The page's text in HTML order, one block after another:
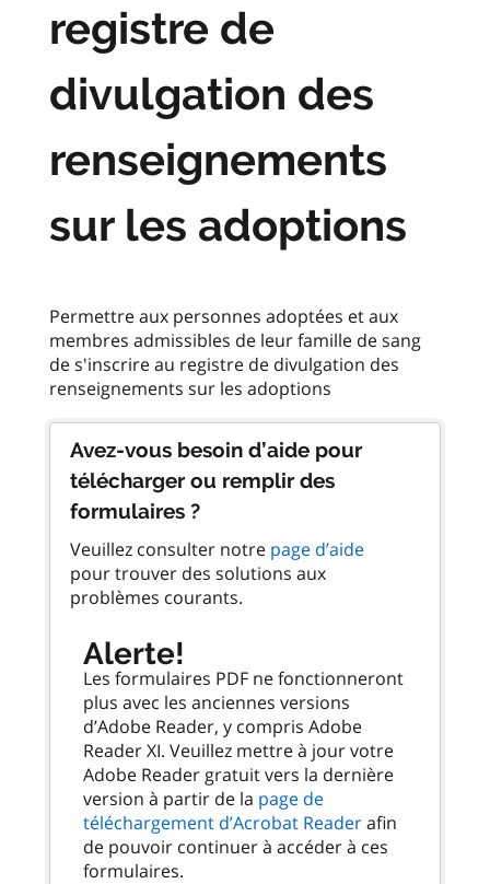
registre de
divulgation des
renseignements
sur les adoptions
Permettre aux personnes adoptées et aux
membres admissibles de leur famille de sang
de s'inscrire au registre de divulgation des
Avez-vous besoin d’aide pour
télécharger ou remplir des
formulaires ?
Veuillez consulter notre page d’aide
pour trouver des solutions aux
problèmes courants.
Alerte!
Les formulaires PDF ne fonctionneront
plus avec les anciennes versions
d’Adobe Reader, y compris Adobe
Reader XI. Veuillez mettre à jour votre
Adobe Reader gratuit vers la dernière
version à partir de la page de
téléchargement d’Acrobat Readerafin
de pouvoir continuer à accéder à ces
formulaires.